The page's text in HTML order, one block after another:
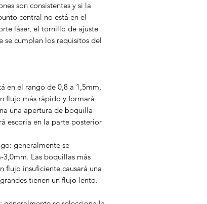
son consistentes y si la
central no está en el
láser, el tornillo de ajuste
se cumplan los requisitos del
en el rango de 0,8 a 1,5mm,
flujo más rápido y formará
una apertura de boquilla
escoria en la parte posterior
generalmente se
Las boquillas más
flujo insuficiente causará una
tienen un flujo lento.